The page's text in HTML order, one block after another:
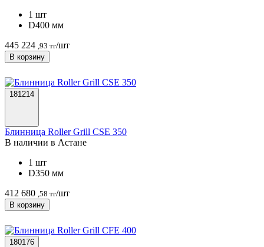
1 шт
D400 мм
445 224 ,93 тг/шт
В корзину
181214
Блинница Roller Grill CSE 350
В наличии в Астанe
1 шт
D350 мм
412 680 ,58 тг/шт
В корзину
180176